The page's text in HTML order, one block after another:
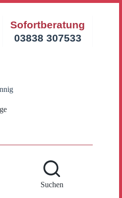
Sofortberatung
03838 307533
Suchen